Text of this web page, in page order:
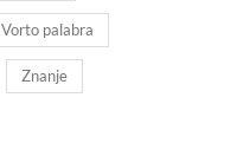
Vorto palabra
Znanje